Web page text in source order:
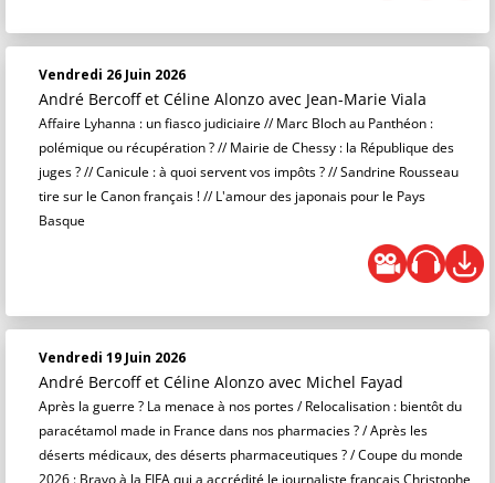
Vendredi 26 Juin 2026
André Bercoff et Céline Alonzo avec Jean-Marie Viala
Affaire Lyhanna : un fiasco judiciaire // Marc Bloch au Panthéon :
polémique ou récupération ? // Mairie de Chessy : la République des
juges ? // Canicule : à quoi servent vos impôts ? // Sandrine Rousseau
tire sur le Canon français ! // L'amour des japonais pour le Pays
Basque
Vendredi 19 Juin 2026
André Bercoff et Céline Alonzo avec Michel Fayad
Après la guerre ? La menace à nos portes / Relocalisation : bientôt du
paracétamol made in France dans nos pharmacies ? / Après les
déserts médicaux, des déserts pharmaceutiques ? / Coupe du monde
2026 : Bravo à la FIFA qui a accrédité le journaliste français Christophe